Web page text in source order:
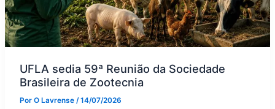
UFLA sedia 59ª Reunião da Sociedade
Brasileira de Zootecnia
Por O Lavrense /14/07/2026